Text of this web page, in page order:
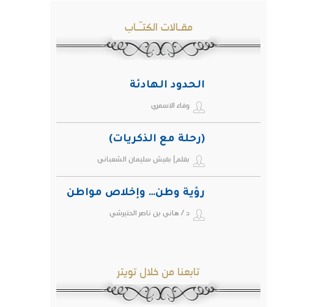
مقـالات الكتـّـاب
الحدود الهادئة
وفاء الاسمري
(رحلة مع الذكريات)
بقلم| بقيش سليمان الشعباني
رؤية وطن… وإخلاص مواطن
د / هاني بن ناصر الحتيرشي
تابعنا من خلال تويتر